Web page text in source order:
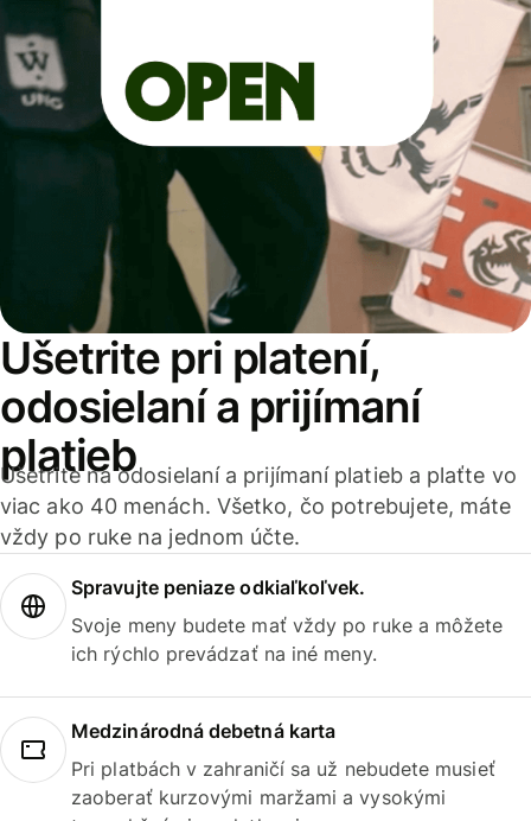
Ušetrite pri platení,
odosielaní a prijímaní
platieb
Ušetrite na odosielaní a prijímaní platieb a plaťte vo
viac ako 40 menách. Všetko, čo potrebujete, máte
vždy po ruke na jednom účte.
Spravujte peniaze odkiaľkoľvek.
Svoje meny budete mať vždy po ruke a môžete
ich rýchlo prevádzať na iné meny.
Medzinárodná debetná karta
Pri platbách v zahraničí sa už nebudete musieť
zaoberať kurzovými maržami a vysokými